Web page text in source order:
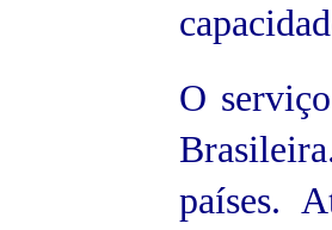
O
países.